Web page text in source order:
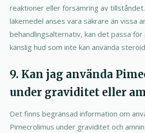
reaktioner eller försämring av
läkemedel anses vara säkrare än vissa
behandlingsalternativ, kan det passa
känslig hud som inte kan använda
9. Kan jag använda
under graviditet eller
Det finns begränsad information om
Pimecrolimus under graviditet och